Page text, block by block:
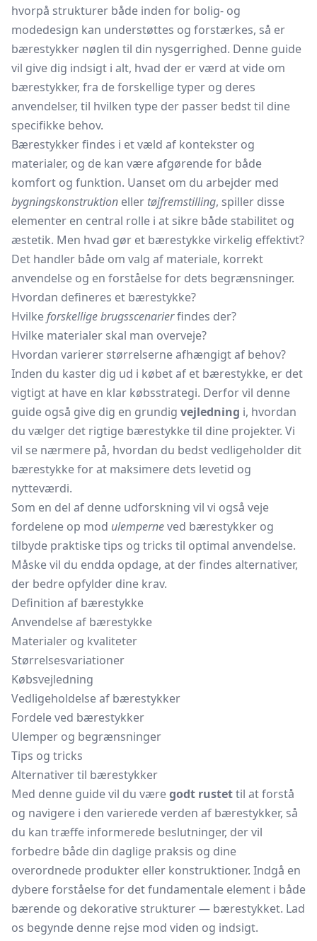
hvorpå strukturer både inden for bolig- og
modedesign kan understøttes og forstærkes, så er
bærestykker nøglen til din nysgerrighed. Denne guide
vil give dig indsigt i alt, hvad der er værd at vide om
bærestykker, fra de forskellige typer og deres
anvendelser, til hvilken type der passer bedst til dine
specifikke behov.
Bærestykker findes i et væld af kontekster og
materialer, og de kan være afgørende for både
komfort og funktion. Uanset om du arbejder med
bygningskonstruktion eller tøjfremstilling, spiller disse
elementer en central rolle i at sikre både stabilitet og
æstetik. Men hvad gør et bærestykke virkelig effektivt?
Det handler både om valg af materiale, korrekt
anvendelse og en forståelse for dets begrænsninger.
Hvordan defineres et bærestykke?
Hvilkeforskellige brugsscenarierfindes der?
Hvilke materialer skal man overveje?
Hvordan varierer størrelserne afhængigt af behov?
Inden du kaster dig ud i købet af et bærestykke, er det
vigtigt at have en klar købsstrategi. Derfor vil denne
guide også give dig en grundig vejledning i, hvordan
du vælger det rigtige bærestykke til dine projekter. Vi
vil se nærmere på, hvordan du bedst vedligeholder dit
bærestykke for at maksimere dets levetid og
nytteværdi.
Som en del af denne udforskning vil vi også veje
fordelene op mod ulemperneved bærestykker og
tilbyde praktiske tips og tricks til optimal anvendelse.
Måske vil du endda opdage, at der findes alternativer,
der bedre opfylder dine krav.
Definition af bærestykke
Anvendelse af bærestykke
Materialer og kvaliteter
Størrelsesvariationer
Købsvejledning
Vedligeholdelse af bærestykker
Fordele ved bærestykker
Ulemper og begrænsninger
Tips og tricks
Alternativer til bærestykker
Med denne guide vil du væregodt rustettil at forstå
og navigere i den varierede verden af bærestykker, så
du kan træffe informerede beslutninger, der vil
forbedre både din daglige praksis og dine
overordnede produkter eller konstruktioner. Indgå en
dybere forståelse for det fundamentale element i både
bærende og dekorative strukturer — bærestykket. Lad
os begynde denne rejse mod viden og indsigt.